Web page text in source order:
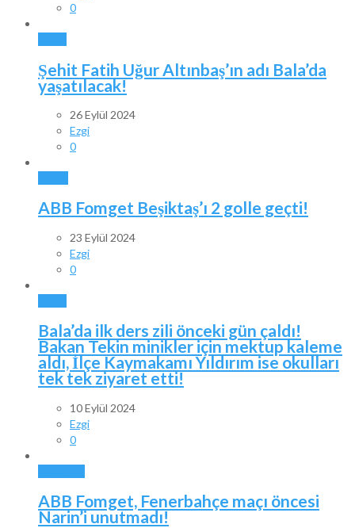
0
Şehit Fatih Uğur Altınbaş’ın adı Bala’da
yaşatılacak!
26 Eylül 2024
Ezgi
0
ABB Fomget Beşiktaş’ı 2 golle geçti!
23 Eylül 2024
Ezgi
0
Bala’da ilk ders zili önceki gün çaldı!
Bakan Tekin minikler için mektup kaleme
aldı, İlçe Kaymakamı Yıldırım ise okulları
tek tek ziyaret etti!
10 Eylül 2024
Ezgi
0
ABB Fomget, Fenerbahçe maçı öncesi
Narin’i unutmadı!